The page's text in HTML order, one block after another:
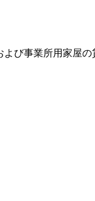
び事業所用家屋の